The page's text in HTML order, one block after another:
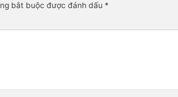
bắt buộc được đánh dấu *